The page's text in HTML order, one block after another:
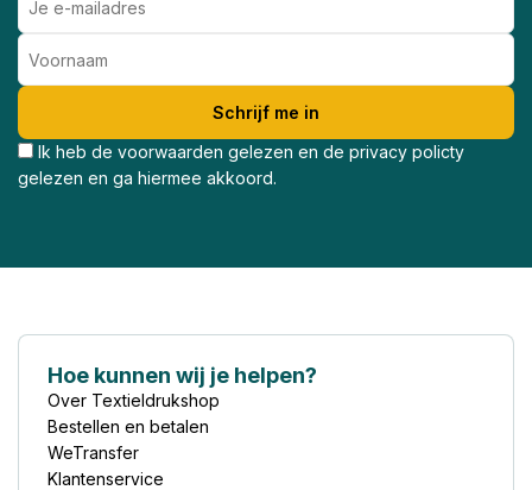
Ik heb de voorwaarden gelezen en de privacy policty
gelezen en ga hiermee akkoord.
Hoe kunnen wij je helpen?
Over Textieldrukshop
Bestellen en betalen
WeTransfer
Klantenservice